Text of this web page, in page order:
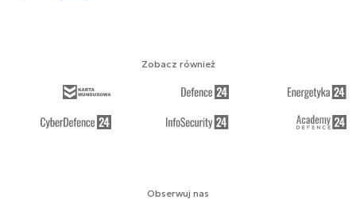
Obserwuj nas
Zobacz również